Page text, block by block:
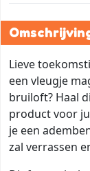
Lieve
een vleugje
bruiloft? Haal
product voor
je een
zal verrassen